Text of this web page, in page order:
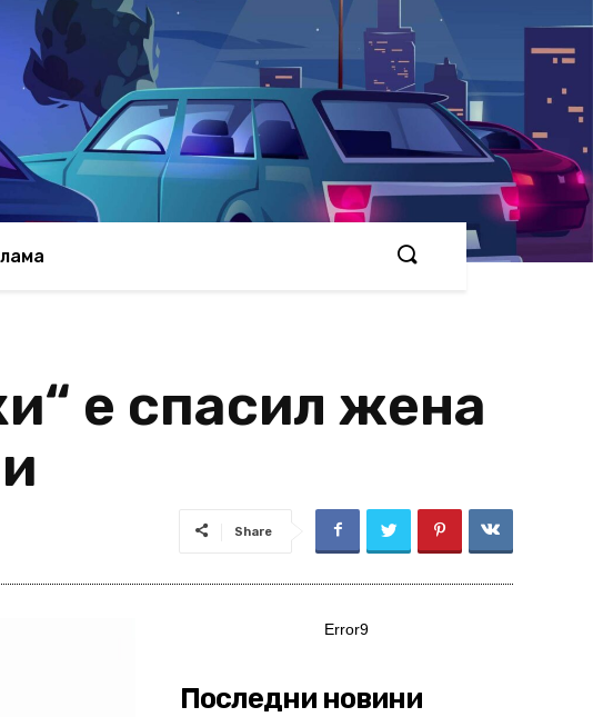
е спасил жена
Share
Error9
Последни новини